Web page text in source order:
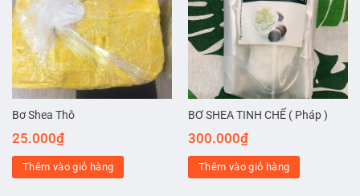
Bơ Shea Thô
25.000₫
Thêm vào giỏ hàng
BƠ SHEA TINH CHẾ ( Pháp )
300.000₫
Thêm vào giỏ hàng